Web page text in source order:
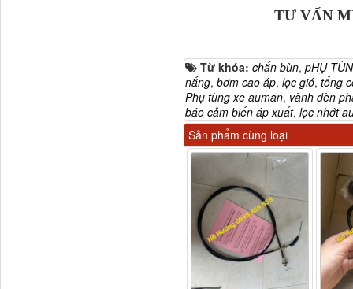
TƯ VẤN
Từ khóa: chắn bùn, pHỤ
nắng, bơm cao áp, lọc gió, tổng
Phụ tùng xe auman, vành đèn
báo cảm biến áp xuất, lọc nhớt
Sản phẩm cùng loại